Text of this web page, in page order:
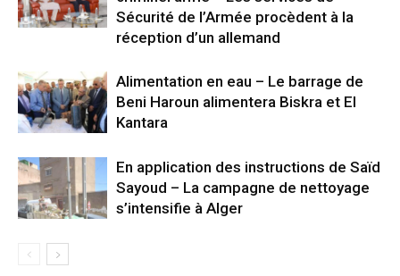
Sécurité de l’Armée procèdent à la
réception d’un allemand
Alimentation en eau – Le barrage de
Beni Haroun alimentera Biskra et El
Kantara
En application des instructions de Saïd
Sayoud – La campagne de nettoyage
s’intensifie à Alger